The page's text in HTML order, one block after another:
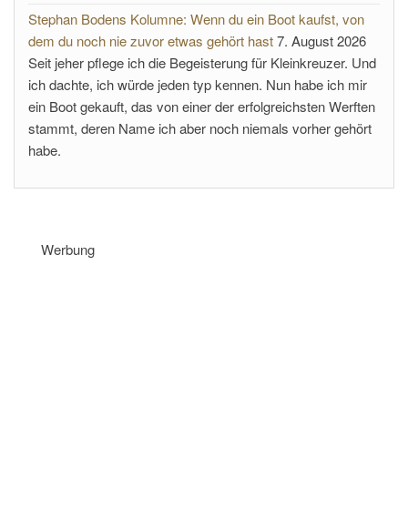
Stephan Bodens Kolumne: Wenn du ein Boot kaufst, von
dem du noch nie zuvor etwas gehört hast7. August 2026
Seit jeher pflege ich die Begeisterung für Kleinkreuzer. Und
ich dachte, ich würde jeden typ kennen. Nun habe ich mir
ein Boot gekauft, das von einer der erfolgreichsten Werften
stammt, deren Name ich aber noch niemals vorher gehört
habe.
Werbung